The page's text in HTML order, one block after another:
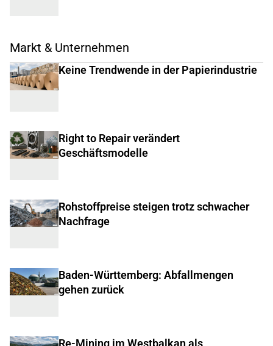
Markt & Unternehmen
Keine Trendwende in der Papierindustrie
Right to Repair verändert
Geschäftsmodelle
Rohstoffpreise steigen trotz schwacher
Nachfrage
Baden-Württemberg: Abfallmengen
gehen zurück
Re-Mining im Westbalkan als